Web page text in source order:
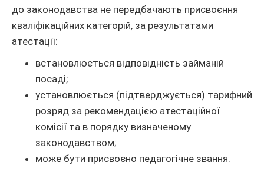
до законодавства не передбачають присвоєння
кваліфікаційних категорій, за результатами
атестації:
встановлюється відповідність займаній
посаді;
установлюється (підтверджується) тарифний
розряд за рекомендацією атестаційної
комісії та в порядку визначеному
законодавством;
може бути присвоєно педагогічне звання.